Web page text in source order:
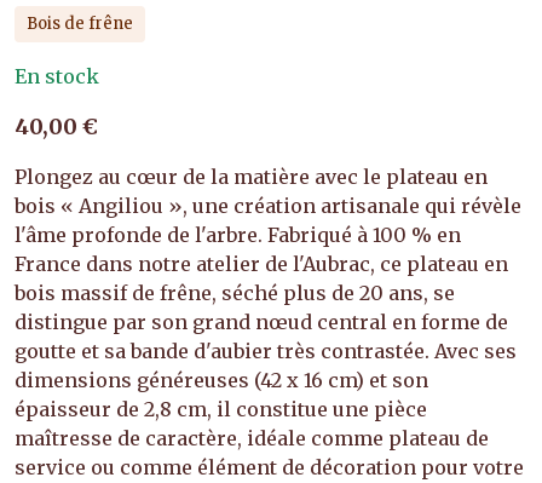
Bois de frêne
En stock
40,00 €
Plongez au cœur de la matière avec le plateau en
bois « Angiliou », une création artisanale qui révèle
l'âme profonde de l'arbre. Fabriqué à 100 % en
France dans notre atelier de l'Aubrac, ce plateau en
bois massif de frêne, séché plus de 20 ans, se
distingue par son grand nœud central en forme de
goutte et sa bande d'aubier très contrastée. Avec ses
dimensions généreuses (42 x 16 cm) et son
épaisseur de 2,8 cm, il constitue une pièce
maîtresse de caractère, idéale comme plateau de
service ou comme élément de décoration pour votre